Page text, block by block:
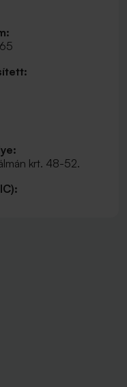
krt. 48-52.